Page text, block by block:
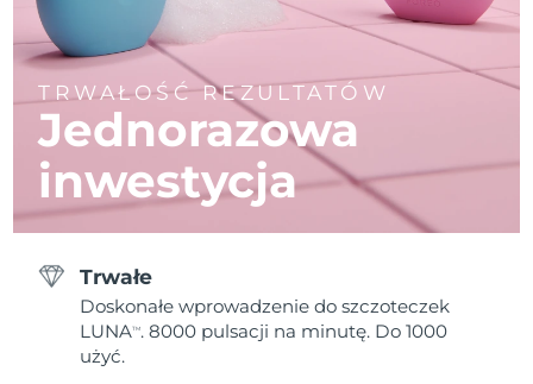
TRWAŁOŚĆ REZULTATÓW
Jednorazowa
inwestycja
Trwałe
Doskonałe wprowadzenie do szczoteczek
LUNATM . 8000 pulsacji na minutę. Do 1000
użyć.